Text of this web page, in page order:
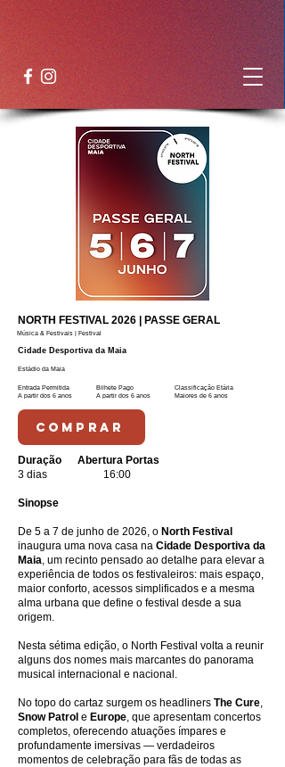
NORTH FESTIVAL 2026 | PASSE GERAL
Música & Festivais | Festival
Cidade Desportiva da Maia
Estádio da Maia
Entrada Permitida
A partir dos 6 anos
Bilhete Pago
A partir dos 6 anos
Classificação Etária
Maiores de 6 anos
COMPRAR
Duração
Abertura Portas
3 dias 16:00
Sinopse
De 5 a 7 de junho de 2026, o North Festival
inaugura uma nova casa na Cidade Desportiva da
Maia, um recinto pensado ao detalhe para elevar a
experiência de todos os festivaleiros: mais espaço,
maior conforto, acessos simplificados e a mesma
alma urbana que define o festival desde a sua
origem.
Nesta sétima edição, o North Festival volta a reunir
alguns dos nomes mais marcantes do panorama
musical internacional e nacional.
No topo do cartaz surgem os headliners The Cure,
Snow Patrol e Europe, que apresentam concertos
completos, oferecendo atuações ímpares e
profundamente imersivas — verdadeiros
momentos de celebração para fãs de todas as